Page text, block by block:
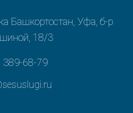
Башкортостан, Уфа, б-р
18/3
389-68-79